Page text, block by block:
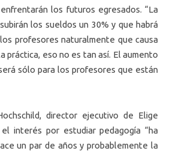
los futuros egresados. “La
los sueldos un 30% y que habrá
profesores naturalmente que causa
práctica, eso no es tan así. El aumento
sólo para los profesores que están
director ejecutivo de Elige
interés por estudiar pedagogía “ha
un par de años y probablemente la